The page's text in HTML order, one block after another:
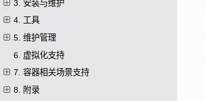
3. 安装与维护
4. 工具
5. 维护管理
6. 虚拟化支持
7. 容器相关场景支持
8. 附录